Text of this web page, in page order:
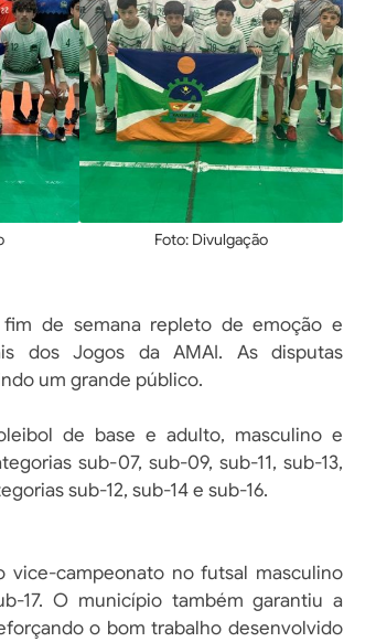
Foto: Divulgação
de semana repleto de emoção e
dos Jogos da AMAI. As disputas
um grande público.
de base e adulto, masculino e
sub-07, sub-09, sub-11, sub-13,
sub-12, sub-14 e sub-16.
vice-campeonato no futsal masculino
17. O município também garantiu a
o bom trabalho desenvolvido